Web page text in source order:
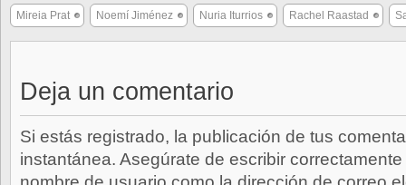
Mireia Prat Noemí Jiménez Nuria Iturrios Rachel Raastad
Deja un comentario
Si estás registrado, la publicación de tus
instantánea. Asegúrate de escribir